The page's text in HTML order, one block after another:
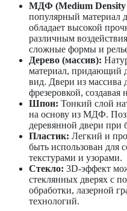
МДФ (Medium Density
популярный материал
обладает высокой
различным
сложные формы и
Дерево (массив):
материал, придающий
вид. Двери из массива
фрезеровкой,
Шпон: Тонкий слой
на основу из МДФ.
деревянной двери при
Пластик: Легкий и
быть использован для
текстурами и узорами.
Стекло: 3D-эффект
стеклянных дверях с
обработки, лазерной
технологий.